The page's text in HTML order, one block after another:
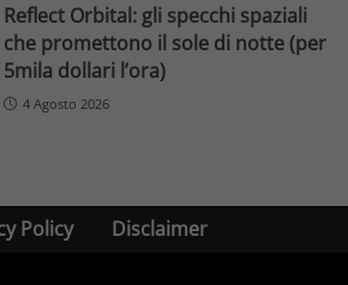
Reflect Orbital: gli specchi spaziali
che promettono il sole di notte (per
5mila dollari l’ora)
4 Agosto 2026
Policy Disclaimer